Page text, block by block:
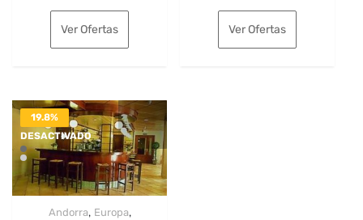
original
era: es:
Ver Ofertas
original
era:
es:
Ver Ofertas
19.8%
DESACTIVADO
Andorra, Europa,